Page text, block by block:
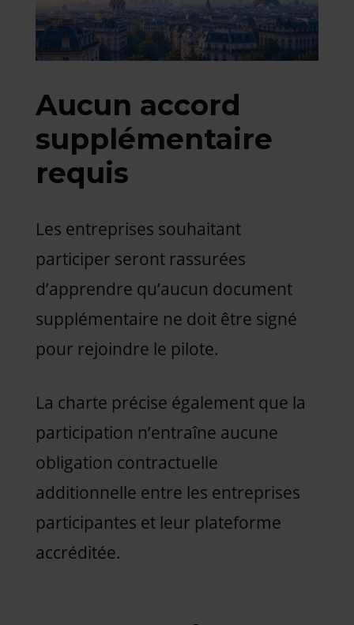
Aucun accord
supplémentaire
requis
Les entreprises souhaitant
participer seront rassurées
d’apprendre qu’aucun document
supplémentaire ne doit être signé
pour rejoindre le pilote.
La charte précise également que la
participation n’entraîne aucune
obligation contractuelle
additionnelle entre les entreprises
participantes et leur plateforme
accréditée.